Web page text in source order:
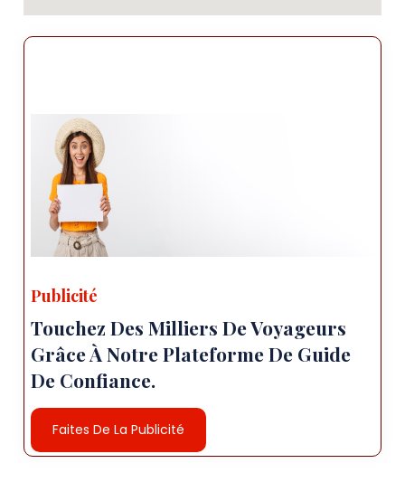
Publicité
Touchez Des Milliers De Voyageurs
Grâce À Notre Plateforme De Guide
De Confiance.
Faites De La Publicité